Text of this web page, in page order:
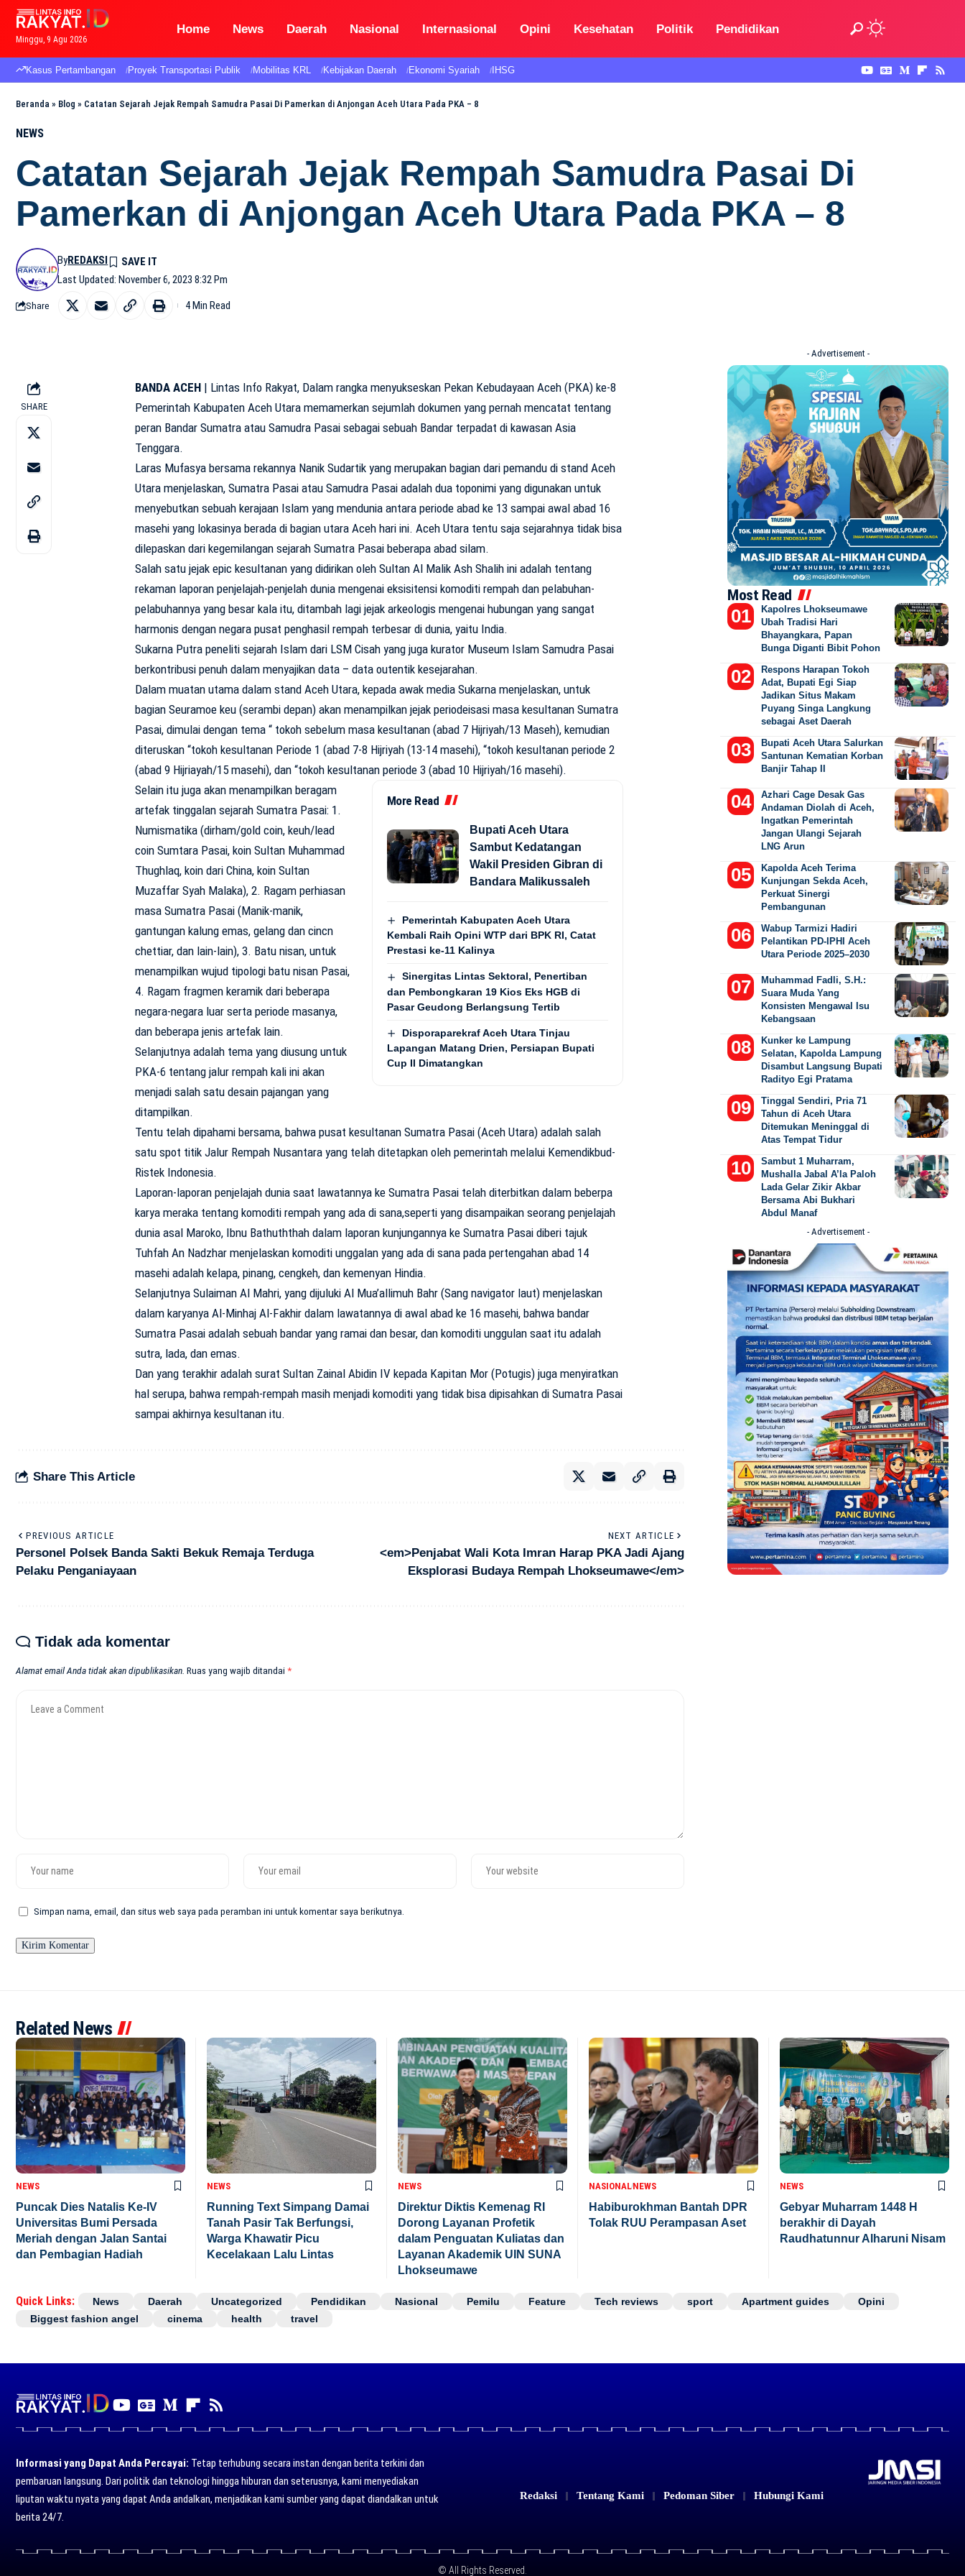
Minggu, 9 Agu 2026
Home News Daerah Nasional Internasional Opini Kesehatan Politik Pendidikan
Kasus Pertambangan Proyek Transportasi Publik Mobilitas KRL Kebijakan Daerah Ekonomi Syariah IHSG
Beranda » Blog » Catatan Sejarah Jejak Rempah Samudra Pasai Di Pamerkan di Anjongan Aceh Utara Pada PKA – 8
NEWS
Catatan Sejarah Jejak Rempah Samudra Pasai Di
Pamerkan di Anjongan Aceh Utara Pada PKA – 8
Last Updated: November 6, 2023 8:32 Pm
ByREDAKSI
Share 4 Min Read
SHARE
BANDA ACEH| Lintas Info Rakyat, Dalam rangka menyukseskan Pekan Kebudayaan Aceh (PKA) ke-8
Pemerintah Kabupaten Aceh Utara memamerkan sejumlah dokumen yang pernah mencatat tentang
peran Bandar Sumatra atau Samudra Pasai sebagai sebuah Bandar terpadat di kawasan Asia
Tenggara.
Laras Mufasya bersama rekannya Nanik Sudartik yang merupakan bagian dari pemandu di stand Aceh
Utara menjelaskan, Sumatra Pasai atau Samudra Pasai adalah dua toponimi yang digunakan untuk
menyebutkan sebuah kerajaan Islam yang mendunia antara periode abad ke 13 sampai awal abad 16
masehi yang lokasinya berada di bagian utara Aceh hari ini. Aceh Utara tentu saja sejarahnya tidak bisa
dilepaskan dari kegemilangan sejarah Sumatra Pasai beberapa abad silam.
Salah satu jejak epic kesultanan yang didirikan oleh Sultan Al Malik Ash Shalih ini adalah tentang
rekaman laporan penjelajah-penjelah dunia mengenai eksisitensi komoditi rempah dan pelabuhan-
pelabuhannya yang besar kala itu, ditambah lagi jejak arkeologis mengenai hubungan yang sangat
harmonis dengan negara pusat penghasil rempah terbesar di dunia, yaitu India.
Sukarna Putra peneliti sejarah Islam dari LSM Cisah yang juga kurator Museum Islam Samudra Pasai
berkontribusi penuh dalam menyajikan data – data outentik kesejarahan.
Dalam muatan utama dalam stand Aceh Utara, kepada awak media Sukarna menjelaskan, untuk
bagian Seuramoe keu (serambi depan) akan menampilkan jejak periodeisasi masa kesultanan Sumatra
Pasai, dimulai dengan tema “ tokoh sebelum masa kesultanan (abad 7 Hijriyah/13 Maseh), kemudian
diteruskan “tokoh kesultanan Periode 1 (abad 7-8 Hijriyah (13-14 masehi), “tokoh kesultanan periode 2
(abad 9 Hijriayah/15 masehi), dan “tokoh kesultanan periode 3 (abad 10 Hijriyah/16 masehi).
More Read
Bupati Aceh Utara
Sambut Kedatangan
Wakil Presiden Gibran di
Bandara Malikussaleh
Pemerintah Kabupaten Aceh Utara
Kembali Raih Opini WTP dari BPK RI, Catat
Prestasi ke-11 Kalinya
Sinergitas Lintas Sektoral, Penertiban
dan Pembongkaran 19 Kios Eks HGB di
Pasar Geudong Berlangsung Tertib
Disporaparekraf Aceh Utara Tinjau
Lapangan Matang Drien, Persiapan Bupati
Cup II Dimatangkan
Selain itu juga akan menampilkan beragam
artefak tinggalan sejarah Sumatra Pasai: 1.
Numismatika (dirham/gold coin, keuh/lead
coin Sumtara Pasai, koin Sultan Muhammad
Thughlaq, koin dari China, koin Sultan
Muzaffar Syah Malaka), 2. Ragam perhiasan
masa Sumatra Pasai (Manik-manik,
gantungan kalung emas, gelang dan cincn
chettiar, dan lain-lain), 3. Batu nisan, untuk
menampilkan wujud tipologi batu nisan Pasai,
4. Ragam fragmen keramik dari beberapa
negara-negara luar serta periode masanya,
dan beberapa jenis artefak lain.
Selanjutnya adalah tema yang diusung untuk
PKA-6 tentang jalur rempah kali ini akan
menjadi salah satu desain pajangan yang
ditampilkan.
Tentu telah dipahami bersama, bahwa pusat kesultanan Sumatra Pasai (Aceh Utara) adalah salah
satu spot titik Jalur Rempah Nusantara yang telah ditetapkan oleh pemerintah melalui Kemendikbud-
Ristek Indonesia.
Laporan-laporan penjelajah dunia saat lawatannya ke Sumatra Pasai telah diterbitkan dalam beberpa
karya meraka tentang komoditi rempah yang ada di sana,seperti yang disampaikan seorang penjelajah
dunia asal Maroko, Ibnu Bathuththah dalam laporan kunjungannya ke Sumatra Pasai diberi tajuk
Tuhfah An Nadzhar menjelaskan komoditi unggalan yang ada di sana pada pertengahan abad 14
masehi adalah kelapa, pinang, cengkeh, dan kemenyan Hindia.
Selanjutnya Sulaiman Al Mahri, yang dijuluki Al Mua’allimuh Bahr (Sang navigator laut) menjelaskan
dalam karyanya Al-Minhaj Al-Fakhir dalam lawatannya di awal abad ke 16 masehi, bahwa bandar
Sumatra Pasai adalah sebuah bandar yang ramai dan besar, dan komoditi unggulan saat itu adalah
sutra, lada, dan emas.
Dan yang terakhir adalah surat Sultan Zainal Abidin IV kepada Kapitan Mor (Potugis) juga menyiratkan
hal serupa, bahwa rempah-rempah masih menjadi komoditi yang tidak bisa dipisahkan di Sumatra Pasai
sampai akhirnya kesultanan itu.
Share This Article
PREVIOUS ARTICLE
Personel Polsek Banda Sakti Bekuk Remaja Terduga
Pelaku Penganiayaan
NEXT ARTICLE
<em>Penjabat Wali Kota Imran Harap PKA Jadi Ajang
Eksplorasi Budaya Rempah Lhokseumawe</em>
Tidak ada komentar
Alamat email Anda tidak akan dipublikasikan. Ruas yang wajib ditandai*
Simpan nama, email, dan situs web saya pada peramban ini untuk komentar saya berikutnya.
- Advertisement -
Most Read
Kapolres Lhokseumawe
Ubah Tradisi Hari
Bhayangkara, Papan
Bunga Diganti Bibit Pohon
Respons Harapan Tokoh
Adat, Bupati Egi Siap
Jadikan Situs Makam
Puyang Singa Langkung
sebagai Aset Daerah
Bupati Aceh Utara Salurkan
Santunan Kematian Korban
Banjir Tahap II
Azhari Cage Desak Gas
Andaman Diolah di Aceh,
Ingatkan Pemerintah
Jangan Ulangi Sejarah
LNG Arun
Kapolda Aceh Terima
Kunjungan Sekda Aceh,
Perkuat Sinergi
Pembangunan
Wabup Tarmizi Hadiri
Pelantikan PD-IPHI Aceh
Utara Periode 2025–2030
Muhammad Fadli, S.H.:
Suara Muda Yang
Konsisten Mengawal Isu
Kebangsaan
Kunker ke Lampung
Selatan, Kapolda Lampung
Disambut Langsung Bupati
Radityo Egi Pratama
Tinggal Sendiri, Pria 71
Tahun di Aceh Utara
Ditemukan Meninggal di
Atas Tempat Tidur
Sambut 1 Muharram,
Mushalla Jabal A’la Paloh
Lada Gelar Zikir Akbar
Bersama Abi Bukhari
Abdul Manaf
- Advertisement -
Related News
NEWS
Puncak Dies Natalis Ke-IV
Universitas Bumi Persada
Meriah dengan Jalan Santai
dan Pembagian Hadiah
NEWS
Running Text Simpang Damai
Tanah Pasir Tak Berfungsi,
Warga Khawatir Picu
Kecelakaan Lalu Lintas
NEWS
Direktur Diktis Kemenag RI
Dorong Layanan Profetik
dalam Penguatan Kuliatas dan
Layanan Akademik UIN SUNA
Lhokseumawe
NASIONALNEWS
Habiburokhman Bantah DPR
Tolak RUU Perampasan Aset
NEWS
Gebyar Muharram 1448 H
berakhir di Dayah
Raudhatunnur Alharuni Nisam
Quick Links: News Daerah Uncategorized Pendidikan Nasional Pemilu Feature Tech reviews sport Apartment guides
Opini
Biggest fashion angel
cinema health travel
Informasi yang Dapat Anda Percayai: Tetap terhubung secara instan dengan berita terkini dan
pembaruan langsung. Dari politik dan teknologi hingga hiburan dan seterusnya, kami menyediakan
liputan waktu nyata yang dapat Anda andalkan, menjadikan kami sumber yang dapat diandalkan untuk
berita 24/7.
Redaksi Tentang Kami Pedoman Siber Hubungi Kami
© All Rights Reserved.